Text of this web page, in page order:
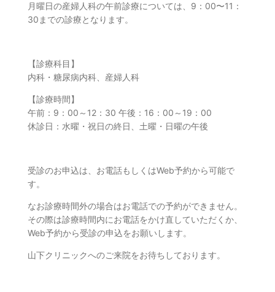
月曜日の産婦人科の午前診療については、9：00〜11：
30までの診療となります。
【診療科目】
内科・糖尿病内科、産婦人科
【診療時間】
午前：9：00～12：30 午後：16：00～19：00
休診日：水曜・祝日の終日、土曜・日曜の午後
受診のお申込は、お電話もしくはWeb予約から可能で
す。
なお診療時間外の場合はお電話での予約ができません。
その際は診療時間内にお電話をかけ直していただくか、
Web予約から受診の申込をお願いします。
山下クリニックへのご来院をお待ちしております。